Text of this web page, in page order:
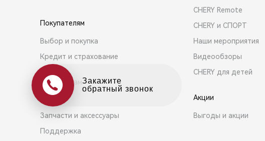
Покупателям
Выбор и покупка
Кредит и страхование
Владельцам
Запчасти и аксессуары
Поддержка
CHERY Remote
CHERY и СПОРТ
Наши мероприятия
Видеообзоры
CHERY для детей
Акции
Выгоды и акции
Оцените свой авто
в обмен на новый